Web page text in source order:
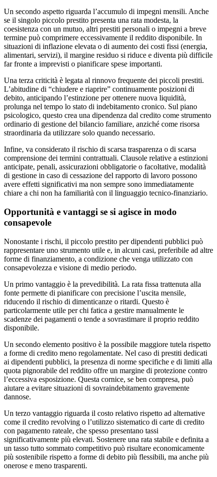
Un secondo aspetto riguarda l’accumulo di impegni mensili. Anche
se il singolo piccolo prestito presenta una rata modesta, la
coesistenza con un mutuo, altri prestiti personali o impegni a breve
termine può comprimere eccessivamente il reddito disponibile. In
situazioni di inflazione elevata o di aumento dei costi fissi (energia,
alimentari, servizi), il margine residuo si riduce e diventa più difficile
far fronte a imprevisti o pianificare spese importanti.
Una terza criticità è legata al rinnovo frequente dei piccoli prestiti.
L’abitudine di “chiudere e riaprire” continuamente posizioni di
debito, anticipando l’estinzione per ottenere nuova liquidità,
prolunga nel tempo lo stato di indebitamento cronico. Sul piano
psicologico, questo crea una dipendenza dal credito come strumento
ordinario di gestione del bilancio familiare, anziché come risorsa
straordinaria da utilizzare solo quando necessario.
Infine, va considerato il rischio di scarsa trasparenza o di scarsa
comprensione dei termini contrattuali. Clausole relative a estinzioni
anticipate, penali, assicurazioni obbligatorie o facoltative, modalità
di gestione in caso di cessazione del rapporto di lavoro possono
avere effetti significativi ma non sempre sono immediatamente
chiare a chi non ha familiarità con il linguaggio tecnico-finanziario.
Opportunità e vantaggi se si agisce in modo
consapevole
Nonostante i rischi, il piccolo prestito per dipendenti pubblici può
rappresentare uno strumento utile e, in alcuni casi, preferibile ad altre
forme di finanziamento, a condizione che venga utilizzato con
consapevolezza e visione di medio periodo.
Un primo vantaggio è la prevedibilità. La rata fissa trattenuta alla
fonte permette di pianificare con precisione l’uscita mensile,
riducendo il rischio di dimenticanze o ritardi. Questo è
particolarmente utile per chi fatica a gestire manualmente le
scadenze dei pagamenti o tende a sovrastimare il proprio reddito
disponibile.
Un secondo elemento positivo è la possibile maggiore tutela rispetto
a forme di credito meno regolamentate. Nel caso di prestiti dedicati
ai dipendenti pubblici, la presenza di norme specifiche e di limiti alla
quota pignorabile del reddito offre un margine di protezione contro
l’eccessiva esposizione. Questa cornice, se ben compresa, può
aiutare a evitare situazioni di sovraindebitamento gravemente
dannose.
Un terzo vantaggio riguarda il costo relativo rispetto ad alternative
come il credito revolving o l’utilizzo sistematico di carte di credito
con pagamento rateale, che spesso presentano tassi
significativamente più elevati. Sostenere una rata stabile e definita a
un tasso tutto sommato competitivo può risultare economicamente
più sostenibile rispetto a forme di debito più flessibili, ma anche più
onerose e meno trasparenti.